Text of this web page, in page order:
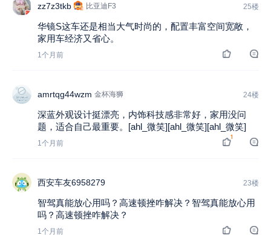
zz7z3tkb 比亚迪F3 25楼
华镜S这车还是相当大气时尚的，配置丰富空间宽敞，
家用车经济又省心。
1个月前
amrtqg44wzm 金杯海狮 24楼
深蓝外观设计挺漂亮，内饰科技感非常好，家用没问
题，适合自己最重要。[ahl_微笑][ahl_微笑][ahl_微笑]
1个月前
1
西安车友6958279 23楼
智驾真能放心用吗？高速顿挫咋解决？智驾真能放心用
吗？高速顿挫咋解决？
1个月前